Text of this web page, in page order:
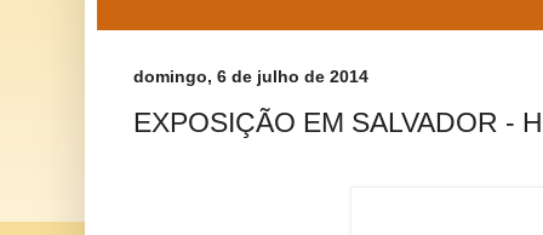
domingo, 6 de julho de 2014
EXPOSIÇÃO EM SALVADOR -